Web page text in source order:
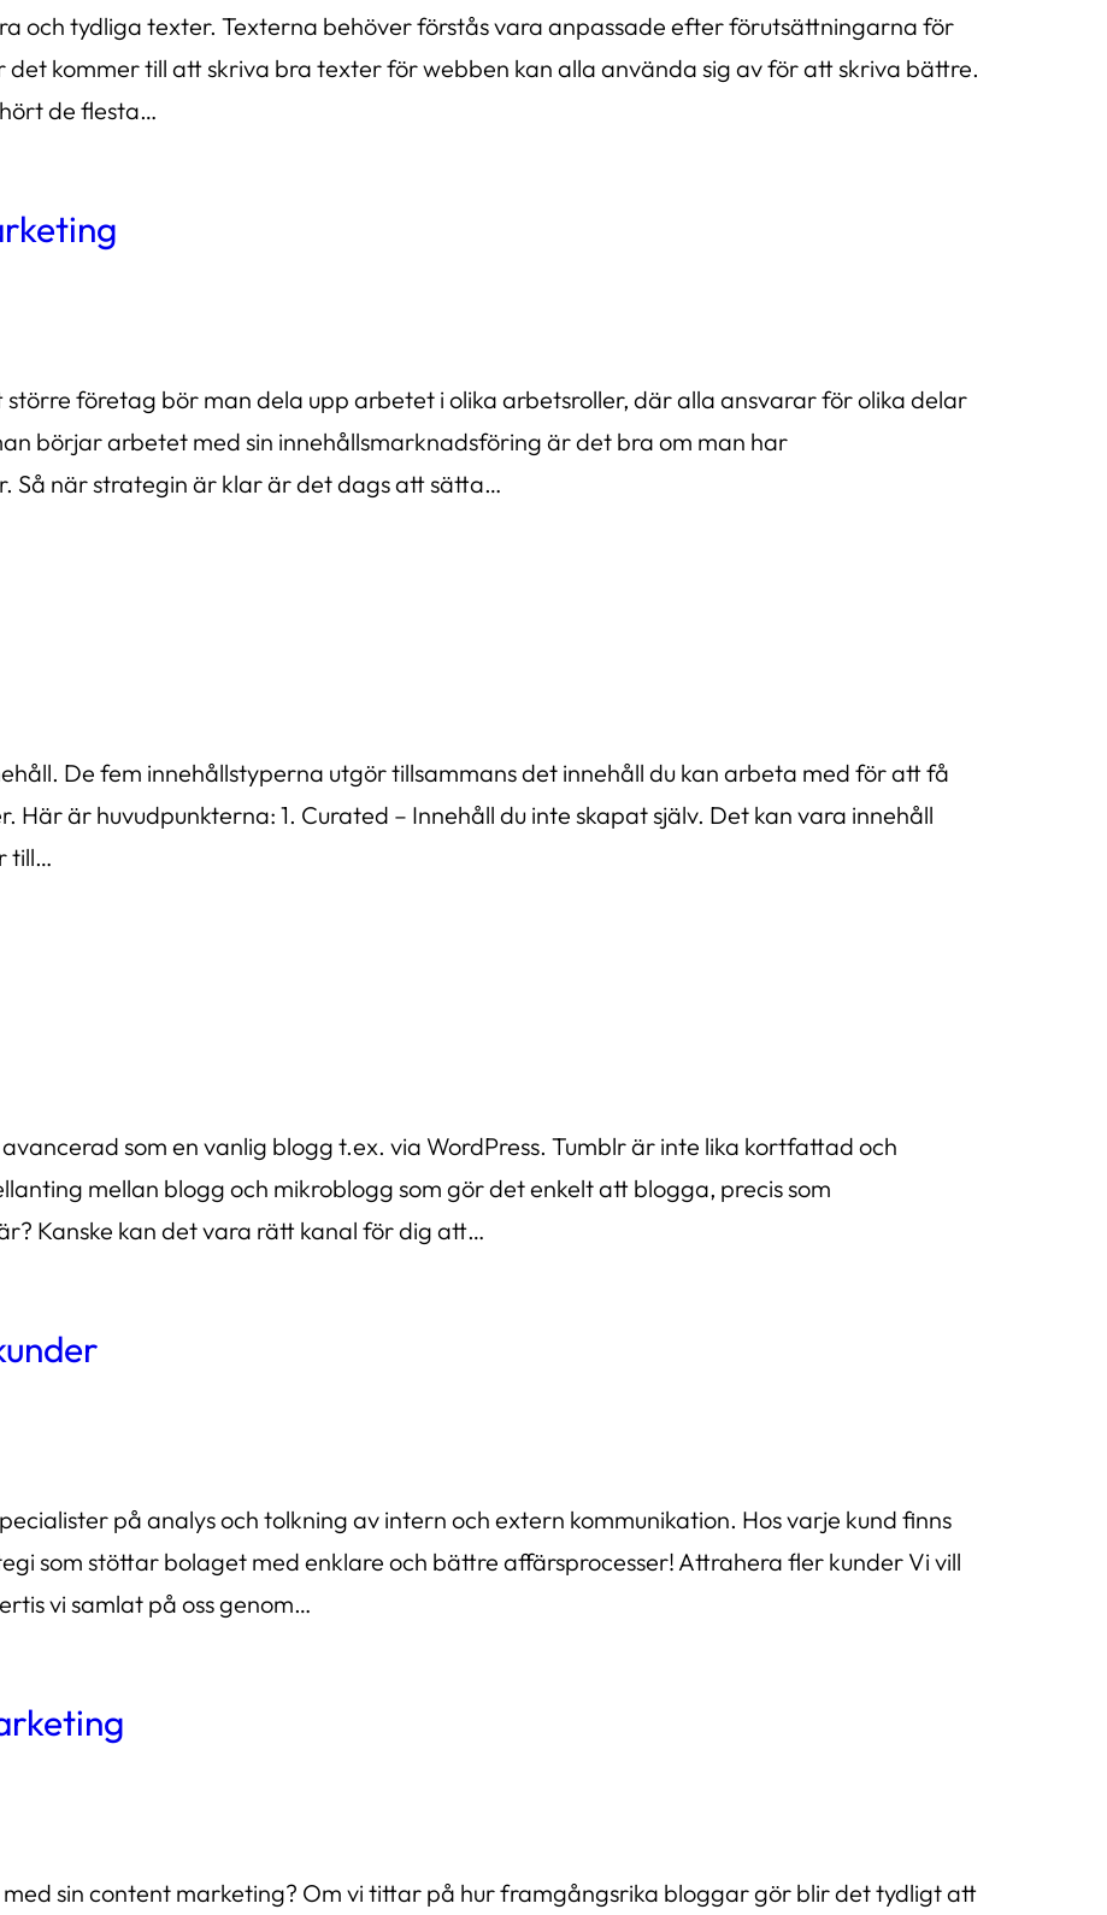
och tydliga texter. Texterna behöver förstås vara anpassade efter förutsättningarna för
kommer till att skriva bra texter för webben kan alla använda sig av för att skriva bättre.
de flesta…
företag bör man dela upp arbetet i olika arbetsroller, där alla ansvarar för olika delar
börjar arbetet med sin innehållsmarknadsföring är det bra om man har
Så när strategin är klar är det dags att sätta…
De fem innehållstyperna utgör tillsammans det innehåll du kan arbeta med för att få
Här är huvudpunkterna: 1. Curated – Innehåll du inte skapat själv. Det kan vara innehåll
till…
som en vanlig blogg t.ex. via WordPress. Tumblr är inte lika kortfattad och
mellan blogg och mikroblogg som gör det enkelt att blogga, precis som
Kanske kan det vara rätt kanal för dig att…
på analys och tolkning av intern och extern kommunikation. Hos varje kund finns
som stöttar bolaget med enklare och bättre affärsprocesser! Attrahera fler kunder Vi vill
vi samlat på oss genom…
sin content marketing? Om vi tittar på hur framgångsrika bloggar gör blir det tydligt att